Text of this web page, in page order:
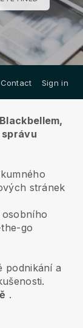
Contact Sign in
stránek
go
podnikání a
.